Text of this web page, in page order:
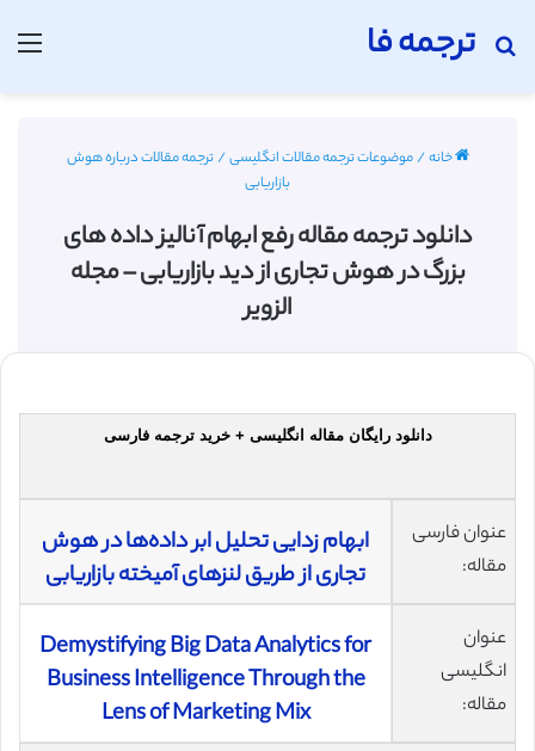
ترجمه فا
جستجو برای
خانه/موضوعات ترجمه مقالات انگلیسی/ترجمه مقالات درباره هوش
بازاریابی
دانلود ترجمه مقاله رفع ابهام آنالیز داده های
بزرگ در هوش تجاری از دید بازاریابی – مجله
الزویر
دانلود رایگان مقاله انگلیسی + خرید ترجمه فارسی
عنوان فارسی
مقاله:
ابهام ‌زدایی تحلیل ابر داده‌ها در هوش
تجاری از طریق لنزهای آمیخته بازاریابی
عنوان
انگلیسی
مقاله:
Demystifying Big Data Analytics for
Business Intelligence Through the
Lens of Marketing Mix